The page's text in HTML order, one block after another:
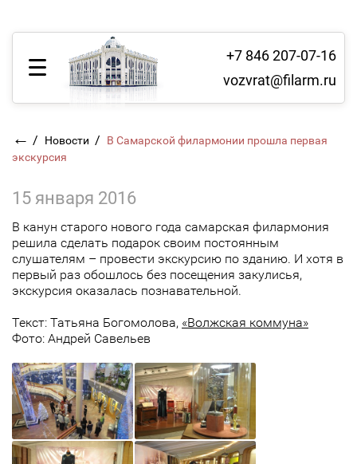
+7 846 207-07-16
vozvrat@filarm.ru
← / Новости /
В Самарской филармонии прошла первая
экскурсия
15 января 2016
В канун старого нового года самарская филармония
решила сделать подарок своим постоянным
слушателям – провести экскурсию по зданию. И хотя в
первый раз обошлось без посещения закулисья,
экскурсия оказалась познавательной.
Текст: Татьяна Богомолова, «Волжская коммуна»
Фото: Андрей Савельев